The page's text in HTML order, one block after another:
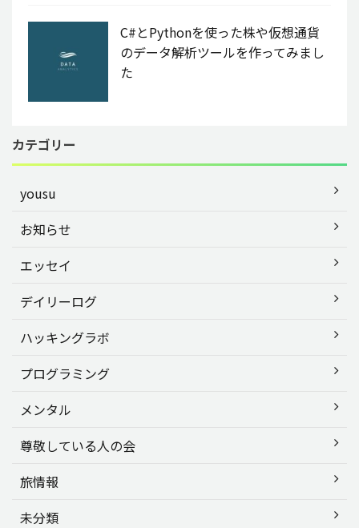
C#とPythonを使った株や仮想通貨
のデータ解析ツールを作ってみまし
た
カテゴリー
yousu
お知らせ
エッセイ
デイリーログ
ハッキングラボ
プログラミング
メンタル
尊敬している人の会
旅情報
未分類